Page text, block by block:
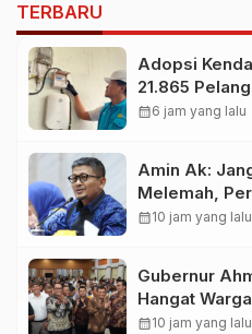
TERBARU
Adopsi
21.865
Charging
calendar_month6 jam yang lalu
Amin Ak:
Melemah,
Negara
calendar_month10 jam yang lalu
Gubernur
Hangat
Mana Bumi
calendar_month10 jam yang lalu